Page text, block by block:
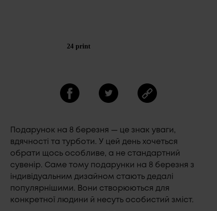
Подарунок на 8 березня — це знак уваги,
вдячності та турботи. У цей день хочеться
обрати щось особливе, а не стандартний
сувенір. Саме тому подарунки на 8 березня з
індивідуальним дизайном стають дедалі
популярнішими. Вони створюються для
конкретної людини й несуть особистий зміст.
24 print